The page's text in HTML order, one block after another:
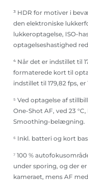
³ HDR for motiver i
den elektroniske
lukkeroptagelse, ISO-
optagelseshastighed
⁴ Når det er indstillet til
formaterede kort til
indstillet til 179,82 fps, er
⁵ Ved optagelse af
One-Shot AF, ved 23
Smoothing-belægning.
⁶ Inkl. batteri og kort
⁷ 100 %
under sporing, og der
kameraet, mens AF